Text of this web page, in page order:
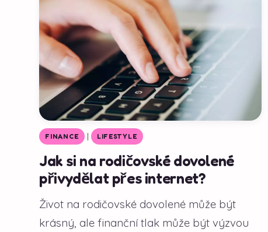
Jak si na rodičovské dovolené
přivydělat přes internet?
Život na rodičovské dovolené může být
krásný, ale finanční tlak může být výzvou
FINANCE | LIFESTYLE